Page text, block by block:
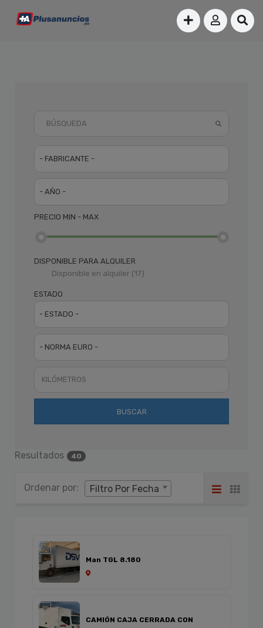
- FABRICANTE -
- AÑO -
PRECIO MIN - MAX
DISPONIBLE PARA ALQUILER
Disponible en alquiler (17)
ESTADO
- ESTADO -
- NORMA EURO -
BUSCAR
Resultados 40
Ordenar por: Filtro Por Fecha
Man TGL 8.180
CAMIÓN CAJA CERRADA CON